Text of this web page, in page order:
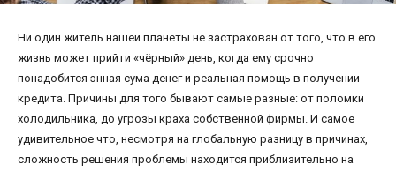
Ни один житель нашей планеты не застрахован от того, что в его
жизнь может прийти «чёрный» день, когда ему срочно
понадобится энная сума денег и реальная помощь в получении
кредита. Причины для того бывают самые разные: от поломки
холодильника, до угрозы краха собственной фирмы. И самое
удивительное что, несмотря на глобальную разницу в причинах,
сложность решения проблемы находится приблизительно на